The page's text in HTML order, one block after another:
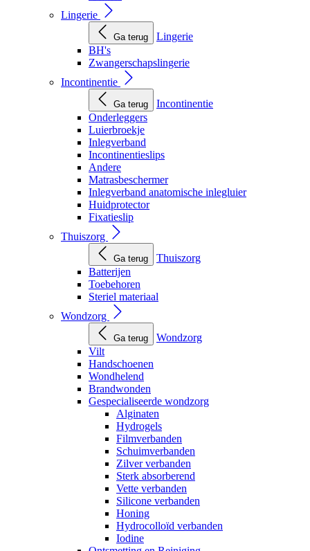
Lingerie
Ga terug
Lingerie
BH's
Zwangerschapslingerie
Incontinentie
Ga terug
Incontinentie
Onderleggers
Luierbroekje
Inlegverband
Incontinentieslips
Andere
Matrasbeschermer
Inlegverband anatomische inlegluier
Huidprotector
Fixatieslip
Thuiszorg
Ga terug
Thuiszorg
Batterijen
Toebehoren
Steriel materiaal
Wondzorg
Ga terug
Wondzorg
Vilt
Handschoenen
Wondhelend
Brandwonden
Gespecialiseerde wondzorg
Alginaten
Hydrogels
Filmverbanden
Schuimverbanden
Zilver verbanden
Sterk absorberend
Vette verbanden
Silicone verbanden
Honing
Hydrocolloïd verbanden
Iodine